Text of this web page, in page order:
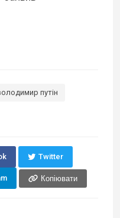
путін
Twitter
Копіювати